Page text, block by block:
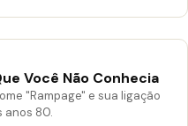
Você Não Conhecia
"Rampage" e sua ligação
anos 80.